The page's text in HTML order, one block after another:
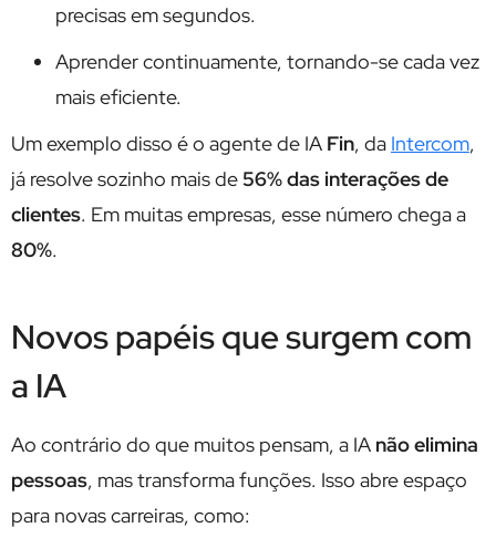
precisas em segundos.
Aprender continuamente, tornando-se cada vez
mais eficiente.
Um exemplo disso é o agente de IA Fin, da Intercom,
já resolve sozinho mais de56% das interações de
clientes. Em muitas empresas, esse número chega a
80%.
Novos papéis que surgem com
a IA
Ao contrário do que muitos pensam, a IA não elimina
pessoas, mas transforma funções. Isso abre espaço
para novas carreiras, como: